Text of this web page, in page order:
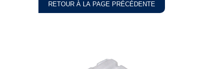
RETOUR À LA PAGE PRÉCÉDENTE